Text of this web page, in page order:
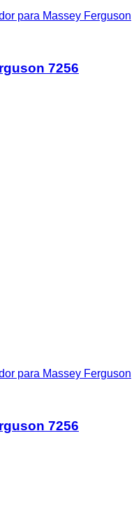
para Massey Ferguson
7256
para Massey Ferguson
7256